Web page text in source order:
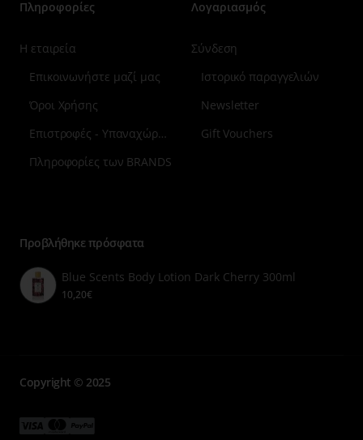
Πληροφορίες
7
Η εταιρεία
Επικοινωνήστε μαζί μας
Όροι Χρήσης
Επιστροφές - Υπαναχώρηση
Πληροφορίες των BRANDS
Λογαριασμός
Σύνδεση
Ιστορικό παραγγελιών
Newsletter
Gift Vouchers
Προβλήθηκε πρόσφατα
Blue Scents Body Lotion Dark Cherry 300ml
10,20€
Copyright © 2025